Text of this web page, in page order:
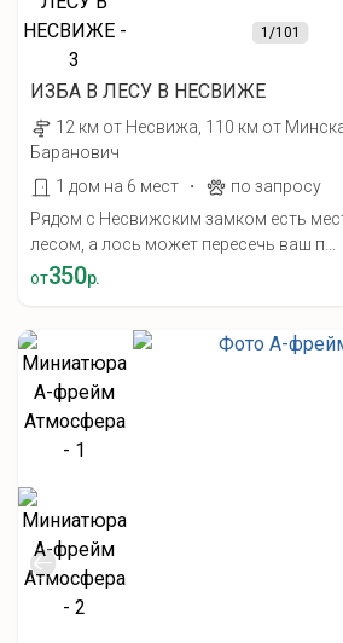
1 /101
ИЗБА В ЛЕСУ В НЕСВИЖЕ
12 км от Несвижа, 110 км от
Баранович
1 дом на 6 мест
·
по запросу
Рядом с Несвижским замком есть
лесом, а лось может пересечь ваш п...
от350р.